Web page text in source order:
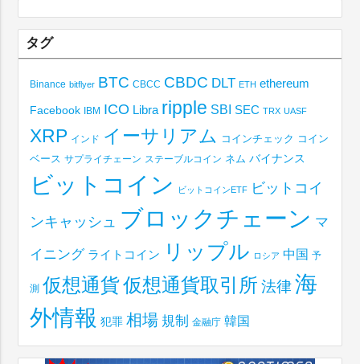
タグ
Binance bitflyer BTC CBCC CBDC DLT ETH ethereum
Facebook IBM ICO Libra ripple SBI SEC TRX UASF
XRP インド イーサリアム コインチェック コイン
ベース サプライチェーン ステーブルコイン ネム バイナンス
ビットコイン ビットコインETF ビットコイ
ンキャッシュ ブロックチェーン マ
イニング ライトコイン リップル ロシア 中国 予
測 仮想通貨仮想通貨取引所 法律 海
外情報 犯罪 相場 規制 金融庁 韓国